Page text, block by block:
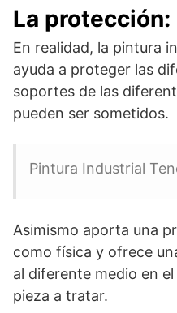
La protección:
En realidad, la pintura
ayuda a proteger las
soportes de las
pueden ser sometidos.
Pintura Industrial
Asimismo aporta una
como física y ofrece
al diferente medio en
pieza a tratar.